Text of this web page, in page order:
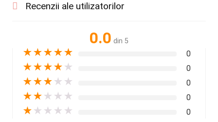
Recenzii ale utilizatorilor
0.0 din 5
★★★★★ 0
★★★★ ★ 0
★★★ ★ ★ 0
★★ ★ ★ ★ 0
★ ★ ★ ★ ★ 0